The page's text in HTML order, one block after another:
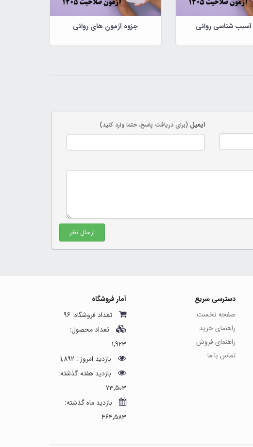
شناسی روانی جزوه آزمون های روانی
ایمیل (برای دریافت پاسخ، حتما وارد کنید)
ارسال نظر
دسترسی سریع
صفحه نخست
راهنمای خرید
راهنمای فروش
تماس با ما
آمار فروشگاه
تعداد فروشگاه: 96
تعداد محصول:
1,923
بازدید امروز : 1,892
بازدید هفته گذشته:
73,503
بازدید ماه گذشته:
464,583